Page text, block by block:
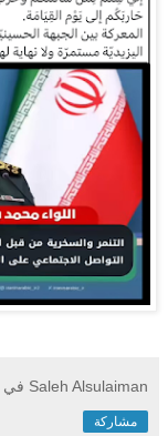
Saleh Alsulaiman في
مشاركة